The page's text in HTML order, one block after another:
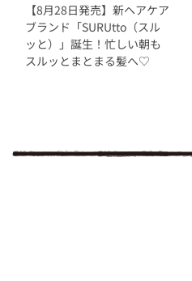
【8月28日発売】新ヘアケア
ブランド「SURUtto（スル
ッと）」誕生！忙しい朝も
スルッとまとまる髪へ♡